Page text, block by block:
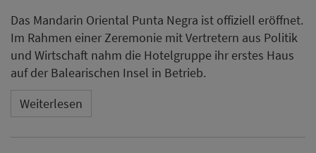
Das Mandarin Oriental Punta Negra ist offiziell eröffnet.
Im Rahmen einer Zeremonie mit Vertretern aus Politik
und Wirtschaft nahm die Hotelgruppe ihr erstes Haus
auf der Balearischen Insel in Betrieb.
Weiterlesen